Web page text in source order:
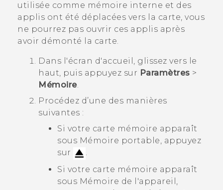
utilisée comme mémoire interne et des
applis ont été déplacées vers la carte, vous
ne pourrez pas ouvrir ces applis après
avoir démonté la carte.
Dans l'écran d'accueil , glissez vers le
haut, puis appuyez sur Paramètres >
Mémoire.
Procédez d’une des manières
suivantes :
Si votre carte mémoire apparaît
sous Mémoire portable, appuyez
sur
.
Si votre carte mémoire apparaît
sous Mémoire de l'appareil